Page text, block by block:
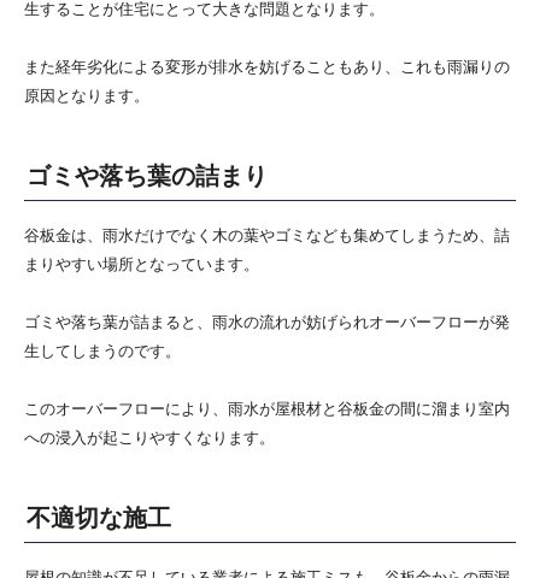
生することが住宅にとって大きな問題となります。
また経年劣化による変形が排水を妨げることもあり、これも雨漏りの
原因となります。
ゴミや落ち葉の詰まり
谷板金は、雨水だけでなく木の葉やゴミなども集めてしまうため、詰
まりやすい場所となっています。
ゴミや落ち葉が詰まると、雨水の流れが妨げられオーバーフローが発
生してしまうのです。
このオーバーフローにより、雨水が屋根材と谷板金の間に溜まり室内
への浸入が起こりやすくなります。
不適切な施工